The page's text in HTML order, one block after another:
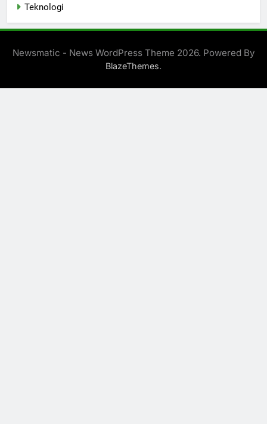
Teknologi
Newsmatic - News WordPress Theme 2026. Powered By
BlazeThemes.